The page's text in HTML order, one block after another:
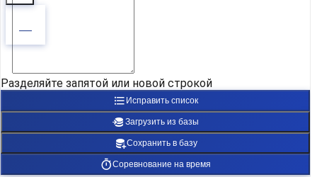
Разделяйте запятой или новой строкой
Исправить список
Загрузить из базы
Сохранить в базу
Соревнование на время